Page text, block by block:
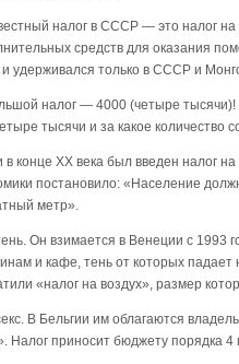
налог в СССР — это налог на
средств для оказания
и удерживался только в СССР и
налог — 4000 (четыре тысячи)!
тысячи и за какое количество
конце XX века был введен налог
постановило: «Население
метр».
Он взимается в Венеции с 1993
и кафе, тень от которых
«налог на воздух», размер
В Бельгии им облагаются
Налог приносит бюджету порядка